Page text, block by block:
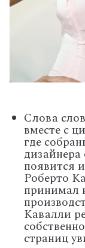
Слова
вместе с
где
дизайнера
появится
Роберто
принимал
Кавалли
страниц